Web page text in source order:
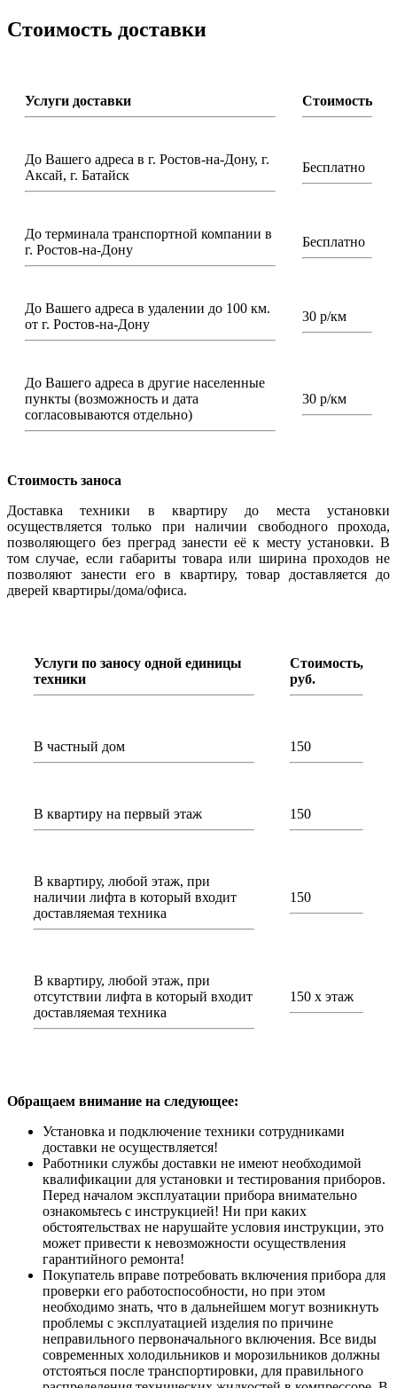
Стоимость доставки
Услуги доставки Стоимость
До Вашего адреса в г. Ростов-на-Дону, г.
Аксай, г. Батайск
Бесплатно
До терминала транспортной компании в
г. Ростов-на-Дону
Бесплатно
До Вашего адреса в удалении до 100 км.
от г. Ростов-на-Дону
30 р/км
До Вашего адреса в другие населенные
пункты (возможность и дата
согласовываются отдельно)
30 р/км
Стоимость заноса
Доставка техники в квартиру до места установки
осуществляется только при наличии свободного прохода,
позволяющего без преград занести её к месту установки. В
том случае, если габариты товара или ширина проходов не
позволяют занести его в квартиру, товар доставляется до
дверей квартиры/дома/офиса.
Услуги по заносу одной единицы
техники
Стоимость,
руб.
В частный дом 150
В квартиру на первый этаж 150
В квартиру, любой этаж, при
наличии лифта в который входит
доставляемая техника
150
В квартиру, любой этаж, при
отсутствии лифта в который входит
доставляемая техника
150 х этаж
Обращаем внимание на следующее:
Установка и подключение техники сотрудниками
доставки не осуществляется!
Работники службы доставки не имеют необходимой
квалификации для установки и тестирования приборов.
Перед началом эксплуатации прибора внимательно
ознакомьтесь с инструкцией! Ни при каких
обстоятельствах не нарушайте условия инструкции, это
может привести к невозможности осуществления
гарантийного ремонта!
Покупатель вправе потребовать включения прибора для
проверки его работоспособности, но при этом
необходимо знать, что в дальнейшем могут возникнуть
проблемы с эксплуатацией изделия по причине
неправильного первоначального включения. Все виды
современных холодильников и морозильников должны
отстояться после транспортировки, для правильного